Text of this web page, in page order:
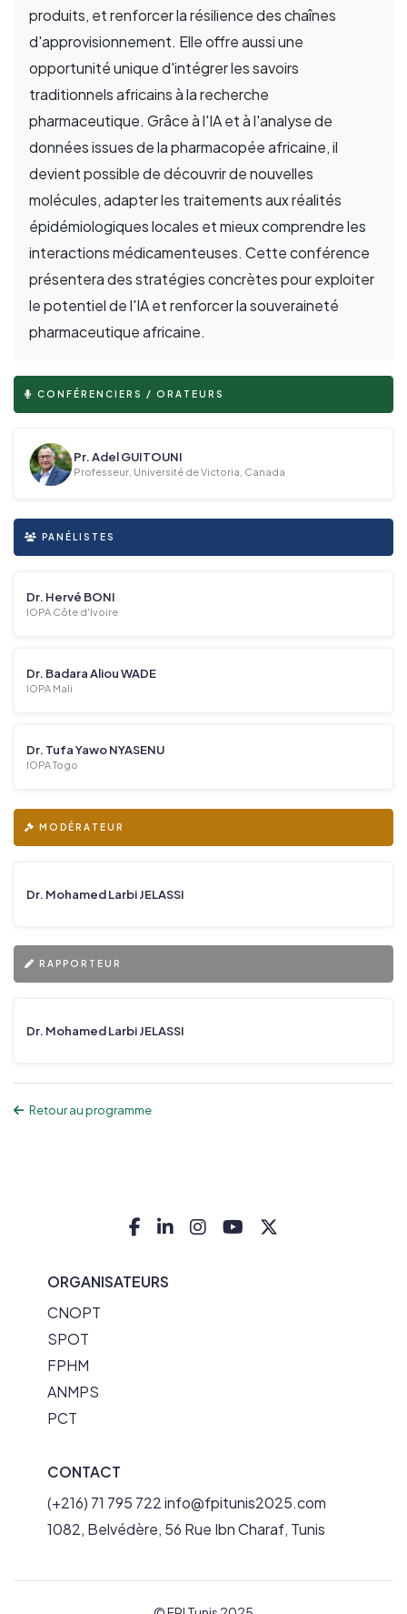
produits, et renforcer la résilience des chaînes
d'approvisionnement. Elle offre aussi une
opportunité unique d'intégrer les savoirs
traditionnels africains à la recherche
pharmaceutique. Grâce à l'IA et à l'analyse de
données issues de la pharmacopée africaine, il
devient possible de découvrir de nouvelles
molécules, adapter les traitements aux réalités
épidémiologiques locales et mieux comprendre les
interactions médicamenteuses. Cette conférence
présentera des stratégies concrètes pour exploiter
le potentiel de l'IA et renforcer la souveraineté
pharmaceutique africaine.
CONFÉRENCIERS / ORATEURS
Pr. Adel GUITOUNI
Professeur, Université de Victoria, Canada
PANÉLISTES
Dr. Hervé BONI
IOPA Côte d'Ivoire
Dr. Badara Aliou WADE
IOPA Mali
Dr. Tufa Yawo NYASENU
IOPA Togo
MODÉRATEUR
Dr. Mohamed Larbi JELASSI
RAPPORTEUR
Dr. Mohamed Larbi JELASSI
Retour au programme
ORGANISATEURS
CNOPT
SPOT
FPHM
ANMPS
PCT
CONTACT
(+216) 71 795 722 info@fpitunis2025.com
1082, Belvédère, 56 Rue Ibn Charaf, Tunis